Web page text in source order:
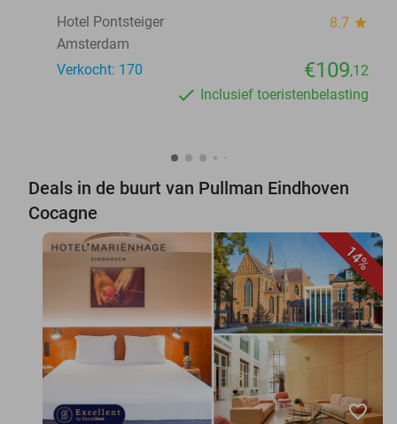
Hotel Pontsteiger
8.7 star
Amsterdam
Verkocht: 170
€109,12
Inclusief toeristenbelasting
Deals in de buurt van Pullman Eindhoven
Cocagne
14%
favorite_border